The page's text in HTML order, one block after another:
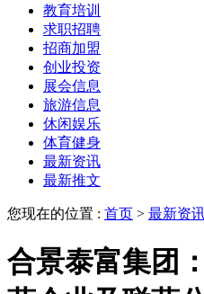
教育培训
求职招聘
招商加盟
创业投资
展会信息
旅游信息
休闲娱乐
体育健身
最新资讯
最新推文
您现在的位置 : 首页 > 最新资
合景泰富集团